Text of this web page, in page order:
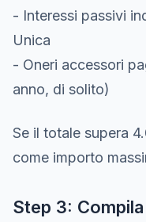
- Interessi passivi
Unica
- Oneri accessori
anno, di solito)
Se il totale supera
come importo
Step 3: